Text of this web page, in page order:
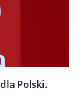
Polski.